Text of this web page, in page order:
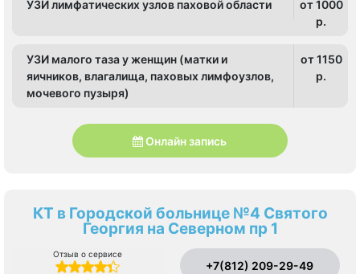
УЗИ лимфатических узлов паховой области
от 1000
p.
УЗИ малого таза у женщин (матки и
яичников, влагалища, паховых лимфоузлов,
мочевого пузыря)
от 1150
p.
Онлайн запись
КТ в Городской больнице №4 Святого
Георгия на Северном пр 1
Отзыв о сервисе
+7(812) 209-29-49